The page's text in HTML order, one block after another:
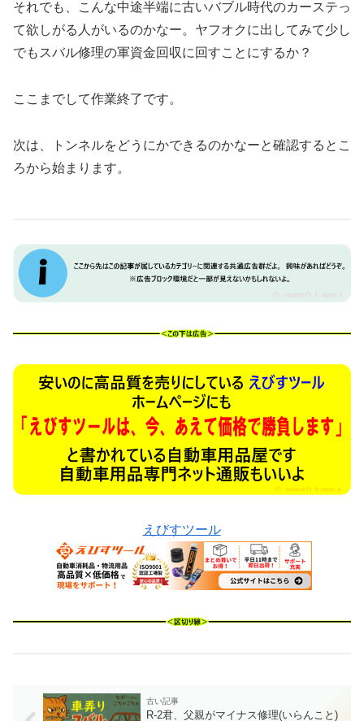
それでも、こんな中途半端に古いバブル時代のカーステっ
て欲しがる人がいるのかなー。ヤフオクに出してみて少し
でもスバル修理の軍資金回収に回すことにするか？
ここまでして作業終了です。
次は、トンネルをどうにかできるのかなーと確認するとこ
ろから始まります。
えびすツール
R-2君、父親がマイナス修理(いらんこと)